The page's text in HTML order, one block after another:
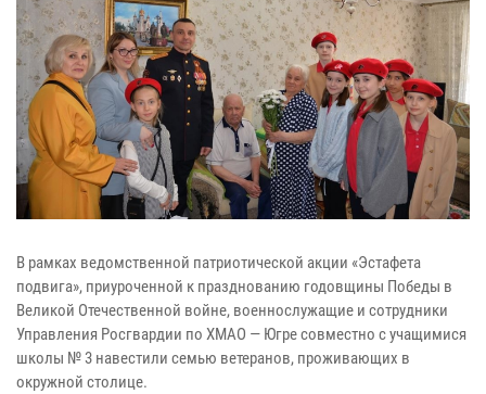
В рамках ведомственной патриотической акции «Эстафета
подвига», приуроченной к празднованию годовщины Победы в
Великой Отечественной войне, военнослужащие и сотрудники
Управления Росгвардии по ХМАО — Югре совместно с учащимися
школы № 3 навестили семью ветеранов, проживающих в
окружной столице.